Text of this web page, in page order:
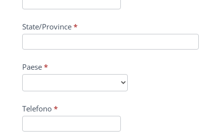
State/Province *
Paese *
Telefono *